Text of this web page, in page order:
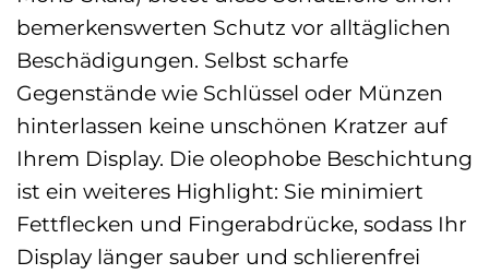
bemerkenswerten Schutz vor alltäglichen
Beschädigungen. Selbst scharfe
Gegenstände wie Schlüssel oder Münzen
hinterlassen keine unschönen Kratzer auf
Ihrem Display. Die oleophobe Beschichtung
ist ein weiteres Highlight: Sie minimiert
Fettflecken und Fingerabdrücke, sodass Ihr
Display länger sauber und schlierenfrei